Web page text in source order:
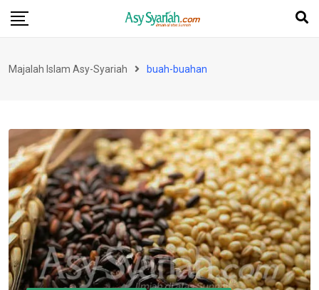
Skip
Majalah Islam Asy-Syariah buah-buahan